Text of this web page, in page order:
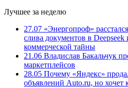
Лучшее за неделю
27.07 «Энергопроф»
слива документов в
коммерческой тайны
21.06 Владислав Бакальчук
маркетплейсов
28.05 Почему «Яндекс»
объявлений Auto.ru, но хочет